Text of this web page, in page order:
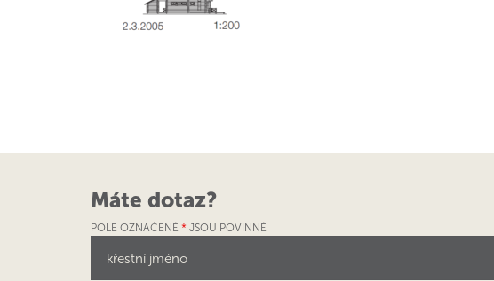
Máte dotaz?
POLE OZNAČENÉ * JSOU POVINNÉ